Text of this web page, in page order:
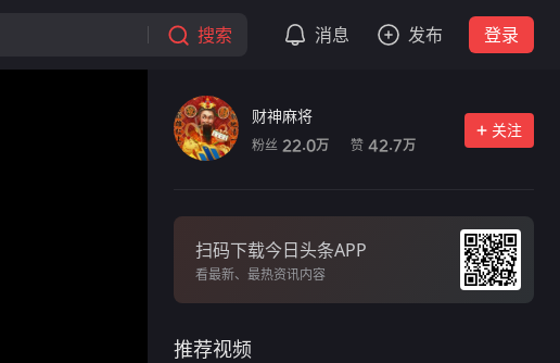
搜索 消息 发布 登录
财神麻将
粉丝 22.0万 赞 42.7万
关注
扫码下载今日头条APP
看最新、最热资讯内容
推荐视频